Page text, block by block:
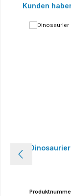
Produktgalerie
Kunden